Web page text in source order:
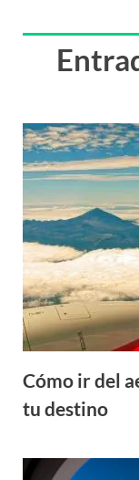
Cómo ir del
tu destino